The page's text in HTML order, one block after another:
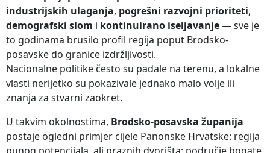
industrijskih ulaganja, pogrešni razvojni prioriteti,
demografski slom i kontinuirano iseljavanje— sve je
to godinama brusilo profil regija poput Brodsko-
posavske do granice izdržljivosti.
Nacionalne politike često su padale na terenu, a lokalne
vlasti nerijetko su pokazivale jednako malo volje ili
znanja za stvarni zaokret.
U takvim okolnostima, Brodsko-posavska županija
postaje ogledni primjer cijele Panonske Hrvatske: regija